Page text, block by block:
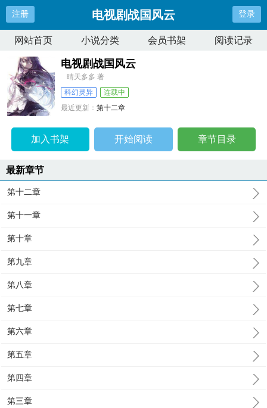
注册 电视剧战国风云 登录
网站首页 小说分类 会员书架 阅读记录
电视剧战国风云
晴天多多 著
科幻灵异
连载中
最近更新：第十二章
加入书架 开始阅读 章节目录
最新章节
第十二章
第十一章
第十章
第九章
第八章
第七章
第六章
第五章
第四章
第三章